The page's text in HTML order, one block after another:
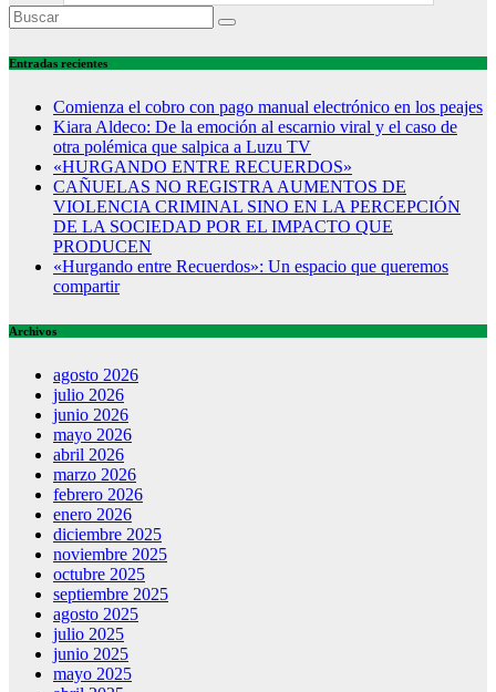
Entradas recientes
Comienza el cobro con pago manual electrónico en los peajes
Kiara Aldeco: De la emoción al escarnio viral y el caso de
otra polémica que salpica a Luzu TV
«HURGANDO ENTRE RECUERDOS»
CAÑUELAS NO REGISTRA AUMENTOS DE
VIOLENCIA CRIMINAL SINO EN LA PERCEPCIÓN
DE LA SOCIEDAD POR EL IMPACTO QUE
PRODUCEN
«Hurgando entre Recuerdos»: Un espacio que queremos
compartir
Archivos
agosto 2026
julio 2026
junio 2026
mayo 2026
abril 2026
marzo 2026
febrero 2026
enero 2026
diciembre 2025
noviembre 2025
octubre 2025
septiembre 2025
agosto 2025
julio 2025
junio 2025
mayo 2025